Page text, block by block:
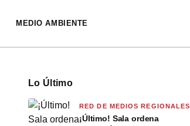
MEDIO AMBIENTE
Lo Último
RED DE MEDIOS REGIONALES
¡Último! Sala ordena